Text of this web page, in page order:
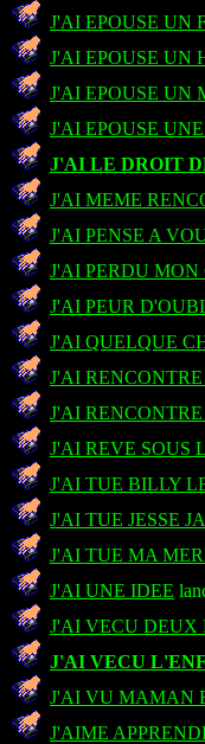
J'AI EPOUSE UN
J'AI EPOUSE UN
J'AI EPOUSE UN
J'AI EPOUSE
J'AI LE DROIT
J'AI MEME
J'AI PENSE A
J'AI PERDU MON
J'AI PEUR
J'AI QUELQUE
J'AI
J'AI
J'AI REVE SOUS
J'AI TUE BILLY
J'AI TUE JESSE
J'AI TUE MA
J'AI UNE IDEE
J'AI VECU DEUX
J'AI VECU
J'AI VU MAMAN
J'AIME